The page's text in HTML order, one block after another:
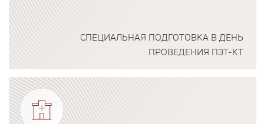
СПЕЦИАЛЬНАЯ ПОДГОТОВКА В ДЕНЬ
ПРОВЕДЕНИЯ ПЭТ-КТ
Подробнее о программе